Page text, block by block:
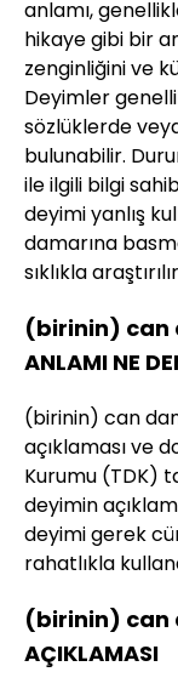
anlamı,
hikaye gibi bir
zenginliğini ve
Deyimler
sözlüklerde
bulunabilir.
ile ilgili bilgi
deyimi yanlış
damarına
sıklıkla
(birinin) can
ANLAMI NE
(birinin) can
açıklaması ve
Kurumu (TDK)
deyimin
deyimi gerek
rahatlıkla
(birinin) can
AÇIKLAMASI